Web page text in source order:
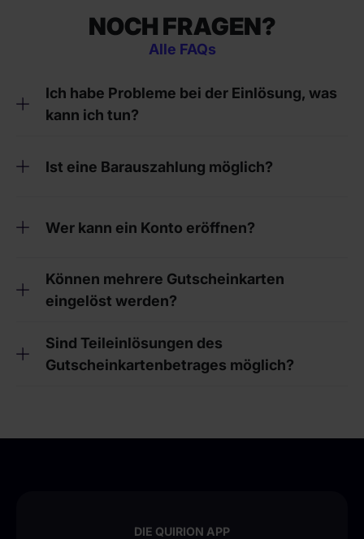
NOCH FRAGEN?
Alle FAQs
Ich habe Probleme bei der Einlösung, was
kann ich tun?
Ist eine Barauszahlung möglich?
Wer kann ein Konto eröffnen?
Können mehrere Gutscheinkarten
eingelöst werden?
Sind Teileinlösungen des
Gutscheinkartenbetrages möglich?
DIE QUIRION APP